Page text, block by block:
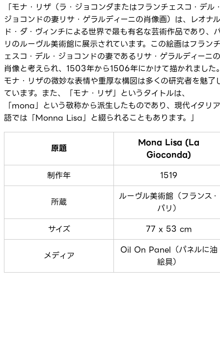
「モナ・リザ（ラ・ジョコンダまたはフランチェスコ・デル
ジョコンドの妻リサ・ゲラルディーニの肖像画）は、レオナル
ド・ダ・ヴィンチによる世界で最も有名な芸術作品であり、
リのルーヴル美術館に展示されています。この絵画はフラン
ェスコ・デル・ジョコンドの妻であるリサ・ゲラルディーニの
肖像と考えられ、1503年から1506年にかけて描かれました
モナ・リザの微妙な表情や重厚な構図は多くの研究者を魅了
ています。また、「モナ・リザ」というタイトルは、
「mona」という敬称から派生したものであり、現代イタリア
語では「Monna Lisa」と綴られることもあります。」
原題
Mona Lisa (La
Gioconda)
制作年
1519
所蔵
ルーヴル美術館（フランス・
パリ）
サイズ
77 x 53 cm
メディア
Oil On Panel（パネルに油
絵具）